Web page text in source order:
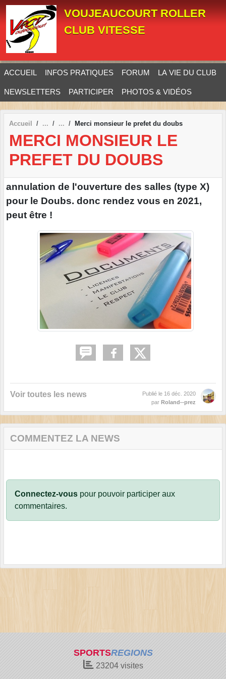
VOUJEAUCOURT ROLLER
CLUB VITESSE
ACCUEIL INFOS PRATIQUES FORUM LA VIE DU CLUB
NEWSLETTERS PARTICIPER PHOTOS & VIDÉOS
Accueil Merci monsieur le prefet du doubs
MERCI MONSIEUR LE
PREFET DU DOUBS
annulation de l'ouverture des salles (type X)
pour le Doubs. donc rendez vous en 2021,
peut être !
Voir toutes les news Publié le 16 déc. 2020
par Roland--prez
COMMENTEZ LA NEWS
Connectez-vous pour pouvoir participer aux
commentaires.
SPORTSREGIONS
23204visites
Panneau de gestion des cookies